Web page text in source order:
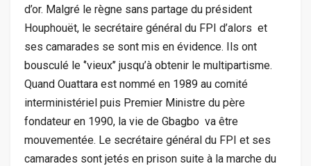
d’or. Malgré le règne sans partage du président
Houphouët, le secrétaire général du FPI d’alors et
ses camarades se sont mis en évidence. Ils ont
bousculé le ‘’vieux’’ jusqu’à obtenir le multipartisme.
Quand Ouattara est nommé en 1989 au comité
interministériel puis Premier Ministre du père
fondateur en 1990, la vie de Gbagbo va être
mouvementée. Le secrétaire général du FPI et ses
camarades sont jetés en prison suite à la marche du